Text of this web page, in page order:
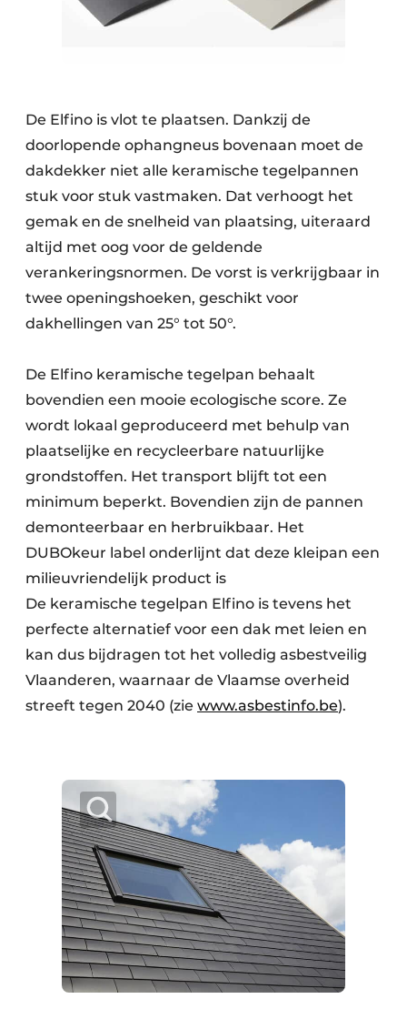
De Elfino is vlot te plaatsen. Dankzij de
doorlopende ophangneus bovenaan moet de
dakdekker niet alle keramische tegelpannen
stuk voor stuk vastmaken. Dat verhoogt het
gemak en de snelheid van plaatsing, uiteraard
altijd met oog voor de geldende
verankeringsnormen. De vorst is verkrijgbaar in
twee openingshoeken, geschikt voor
dakhellingen van 25° tot 50°.
De Elfino keramische tegelpan behaalt
bovendien een mooie ecologische score. Ze
wordt lokaal geproduceerd met behulp van
plaatselijke en recycleerbare natuurlijke
grondstoffen. Het transport blijft tot een
minimum beperkt. Bovendien zijn de pannen
demonteerbaar en herbruikbaar. Het
DUBOkeur label onderlijnt dat deze kleipan een
milieuvriendelijk product is
De keramische tegelpan Elfino is tevens het
perfecte alternatief voor een dak met leien en
kan dus bijdragen tot het volledig asbestveilig
Vlaanderen, waarnaar de Vlaamse overheid
streeft tegen 2040 (zie www.asbestinfo.be).